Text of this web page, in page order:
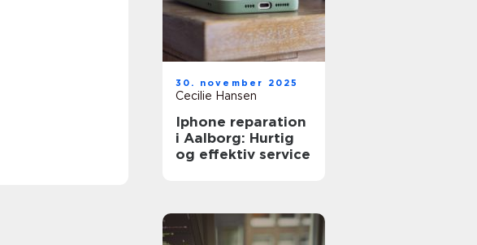
30. november 2025
Cecilie Hansen
Iphone reparation
i Aalborg: Hurtig
og effektiv service